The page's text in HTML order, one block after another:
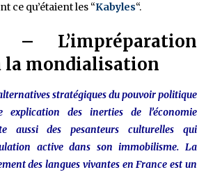
ce qu’étaient les “Kabyles“.
L’impréparation
la mondialisation
stratégiques du pouvoir politique
explication des inerties de l’économie
aussi des pesanteurs culturelles qui
active dans son immobilisme. La
des langues vivantes en France est un